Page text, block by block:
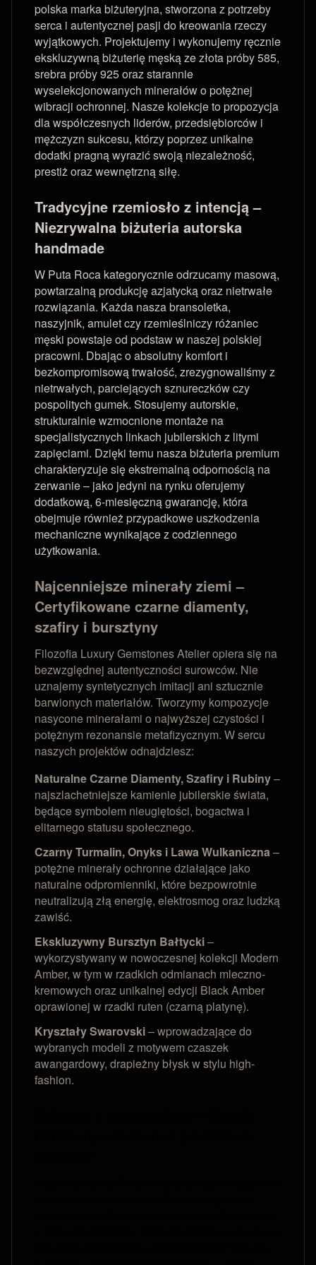
polska marka biżuteryjna, stworzona z potrzeby
serca i autentycznej pasji do kreowania rzeczy
wyjątkowych. Projektujemy i wykonujemy ręcznie
ekskluzywną biżuterię męską ze złota próby 585,
srebra próby 925 oraz starannie
wyselekcjonowanych minerałów o potężnej
wibracji ochronnej. Nasze kolekcje to propozycja
dla współczesnych liderów, przedsiębiorców i
mężczyzn sukcesu, którzy poprzez unikalne
dodatki pragną wyrazić swoją niezależność,
prestiż oraz wewnętrzną siłę.
Tradycyjne rzemiosło z intencją –
Niezrywalna biżuteria autorska
handmade
W Puta Roca kategorycznie odrzucamy masową,
powtarzalną produkcję azjatycką oraz nietrwałe
rozwiązania. Każda nasza bransoletka,
naszyjnik, amulet czy rzemieślniczy różaniec
męski powstaje od podstaw w naszej polskiej
pracowni. Dbając o absolutny komfort i
bezkompromisową trwałość, zrezygnowaliśmy z
nietrwałych, parciejących sznureczków czy
pospolitych gumek. Stosujemy autorskie,
strukturalnie wzmocnione montaże na
specjalistycznych linkach jubilerskich z litymi
zapięciami. Dzięki temu nasza biżuteria premium
charakteryzuje się ekstremalną odpornością na
zerwanie – jako jedyni na rynku oferujemy
dodatkową, 6-miesięczną gwarancję, która
obejmuje również przypadkowe uszkodzenia
mechaniczne wynikające z codziennego
użytkowania.
Najcenniejsze minerały ziemi –
Certyfikowane czarne diamenty,
szafiry i bursztyny
Filozofia Luxury Gemstones Atelier opiera się na
bezwzględnej autentyczności surowców. Nie
uznajemy syntetycznych imitacji ani sztucznie
barwionych materiałów. Tworzymy kompozycje
nasycone minerałami o najwyższej czystości i
potężnym rezonansie metafizycznym. W sercu
naszych projektów odnajdziesz:
Naturalne Czarne Diamenty, Szafiry i Rubiny–
najszlachetniejsze kamienie jubilerskie świata,
będące symbolem nieugiętości, bogactwa i
elitarnego statusu społecznego.
Czarny Turmalin, Onyks i Lawa Wulkaniczna–
potężne minerały ochronne działające jako
naturalne odpromienniki, które bezpowrotnie
neutralizują złą energię, elektrosmog oraz ludzką
zawiść.
Ekskluzywny Bursztyn Bałtycki–
wykorzystywany w nowoczesnej kolekcji Modern
Amber, w tym w rzadkich odmianach mleczno-
kremowych oraz unikalnej edycji Black Amber
oprawionej w rzadki ruten (czarną platynę).
Kryształy Swarovski– wprowadzające do
wybranych modeli z motywem czaszek
awangardowy, drapieżny błysk w stylu high-
fashion.